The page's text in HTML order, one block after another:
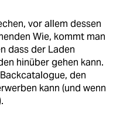
vor allem dessen
Wie, kommt man
dass der Laden
hinüber gehen kann.
den
kann (und wenn